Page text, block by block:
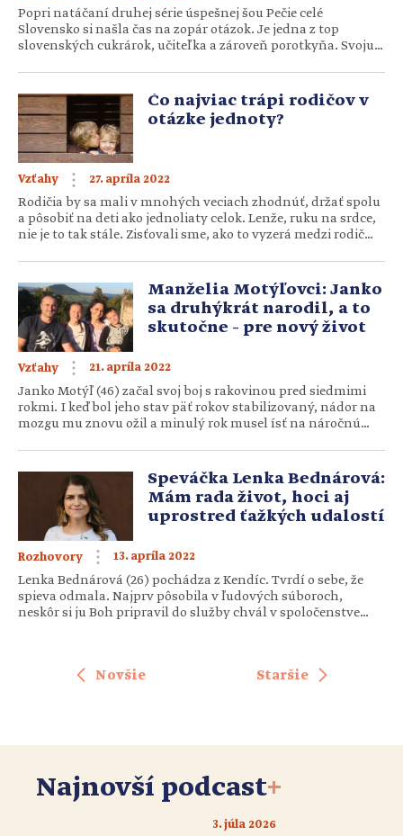
Popri natáčaní druhej série úspešnej šou Pečie celé
Slovensko si našla čas na zopár otázok. Je jedna z top
slovenských cukrárok, učiteľka a zároveň porotkyňa. Svoju
roky. Pani Jozefína Zaukolcová. Hovorí sa, že pečenie je
radosť. Čo je to pre vás osobne, ako […]Čo najviac trápi rodičov v
otázke jednoty?
Vzťahy 27. apríla 2022
Rodičia by sa mali v mnohých veciach zhodnúť, držať spolu
a pôsobiť na deti ako jednoliaty celok. Lenže, ruku na srdce,
nie je to tak stále. Zisťovali sme, ako to vyzerá medzi rodičmi
pomáha riešiť to. Cez formulár prišlo takmer päťdesiat
odpovedí. Rodičov […]Manželia Motýľovci: Janko
sa druhýkrát narodil, a to
skutočne – pre nový život
Vzťahy 21. apríla 2022
Janko Motýľ (46) začal svoj boj s rakovinou pred siedmimi
rokmi. I keď bol jeho stav päť rokov stabilizovaný, nádor na
mozgu mu znovu ožil a minulý rok musel ísť na náročnú
vyzbierala veľká suma peňazí, modlil sa, kto len mohol, a
Motýľovci teraz svedčia […]Speváčka Lenka Bednárová:
Mám rada život, hoci aj
uprostred ťažkých udalostí
Rozhovory 13. apríla 2022
Lenka Bednárová (26) pochádza z Kendíc. Tvrdí o sebe, že
spieva odmala. Najprv pôsobila v ľudových súboroch,
neskôr si ju Boh pripravil do služby chvál v spoločenstve
rozširujúceho […]Novšie Staršie
Najnovší podcast+
3. júla 2026